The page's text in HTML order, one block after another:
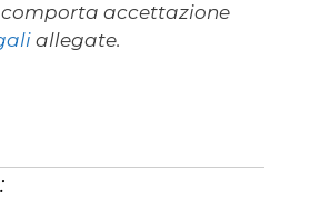
accettazione
allegate.